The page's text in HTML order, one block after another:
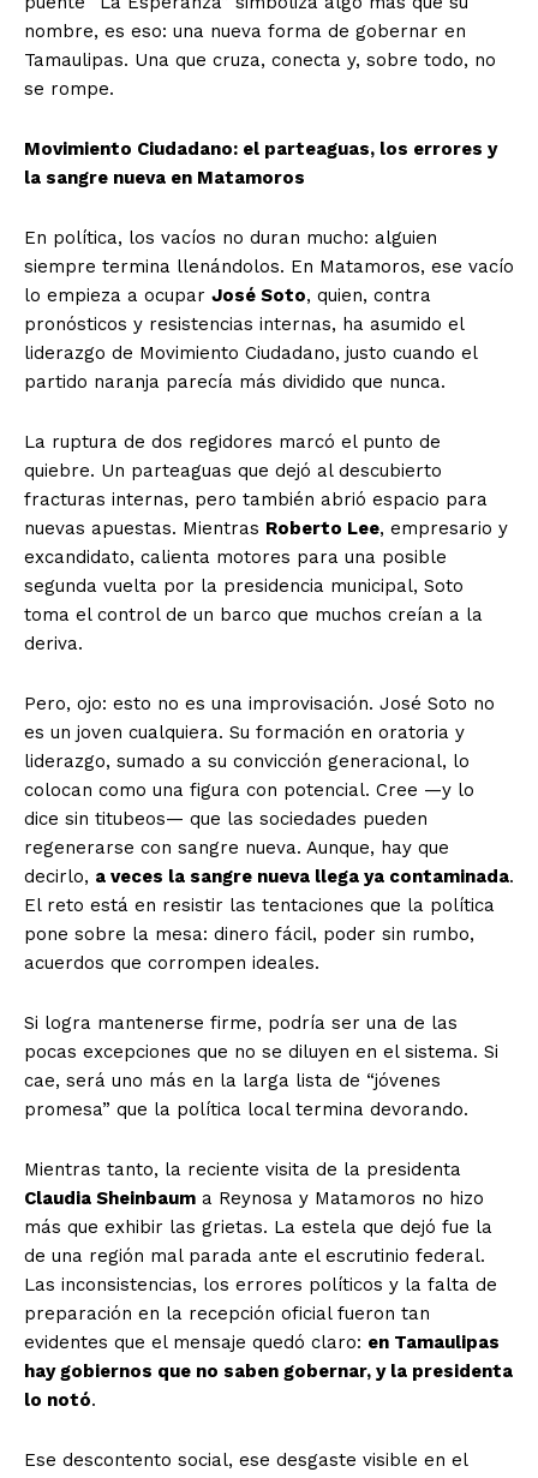
nombre, es eso: una nueva forma de gobernar en
Tamaulipas. Una que cruza, conecta y, sobre todo, no
se rompe.
Movimiento Ciudadano: el parteaguas, los errores y
la sangre nueva en Matamoros
En política, los vacíos no duran mucho: alguien
siempre termina llenándolos. En Matamoros, ese vacío
lo empieza a ocupar José Soto, quien, contra
pronósticos y resistencias internas, ha asumido el
liderazgo de Movimiento Ciudadano, justo cuando el
partido naranja parecía más dividido que nunca.
La ruptura de dos regidores marcó el punto de
quiebre. Un parteaguas que dejó al descubierto
fracturas internas, pero también abrió espacio para
nuevas apuestas. Mientras Roberto Lee, empresario y
excandidato, calienta motores para una posible
segunda vuelta por la presidencia municipal, Soto
toma el control de un barco que muchos creían a la
deriva.
Pero, ojo: esto no es una improvisación. José Soto no
es un joven cualquiera. Su formación en oratoria y
liderazgo, sumado a su convicción generacional, lo
colocan como una figura con potencial. Cree —y lo
dice sin titubeos— que las sociedades pueden
regenerarse con sangre nueva. Aunque, hay que
decirlo, a veces la sangre nueva llega ya contaminada.
El reto está en resistir las tentaciones que la política
pone sobre la mesa: dinero fácil, poder sin rumbo,
acuerdos que corrompen ideales.
Si logra mantenerse firme, podría ser una de las
pocas excepciones que no se diluyen en el sistema. Si
cae, será uno más en la larga lista de “jóvenes
promesa” que la política local termina devorando.
Mientras tanto, la reciente visita de la presidenta
Claudia Sheinbaum a Reynosa y Matamoros no hizo
más que exhibir las grietas. La estela que dejó fue la
de una región mal parada ante el escrutinio federal.
Las inconsistencias, los errores políticos y la falta de
preparación en la recepción oficial fueron tan
evidentes que el mensaje quedó claro: en Tamaulipas
hay gobiernos que no saben gobernar, y la presidenta
lo notó.
Ese descontento social, ese desgaste visible en el